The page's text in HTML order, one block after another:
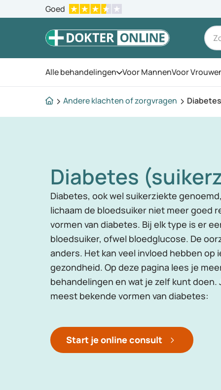
Goed
Alle behandelingen Open het menu
Voor MannenVoor
Andere klachten of zorgvragen
Diabetes
Diabetes, ook wel suikerziekte
lichaam de bloedsuiker niet meer goed
vormen van diabetes. Bij elk type is er
bloedsuiker, ofwel bloedglucose. De
anders. Het kan veel invloed hebben op
gezondheid. Op deze pagina lees je
behandelingen en wat je zelf kunt
meest bekende vormen van diabetes:
Start je online consult